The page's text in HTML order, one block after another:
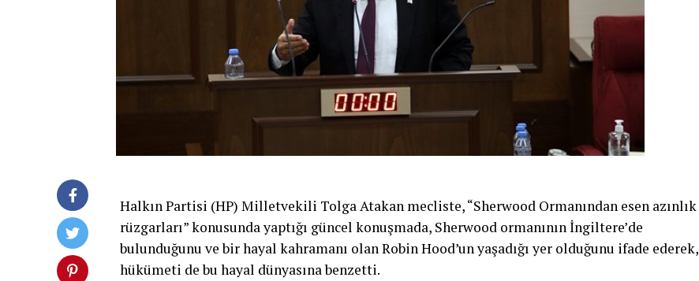
Halkın Partisi (HP) Milletvekili Tolga Atakan mecliste, “Sherwood Ormanından esen azınlık
rüzgarları” konusunda yaptığı güncel konuşmada, Sherwood ormanının İngiltere’de
bulunduğunu ve bir hayal kahramanı olan Robin Hood’un yaşadığı yer olduğunu ifade ederek,
hükümeti de bu hayal dünyasına benzetti.